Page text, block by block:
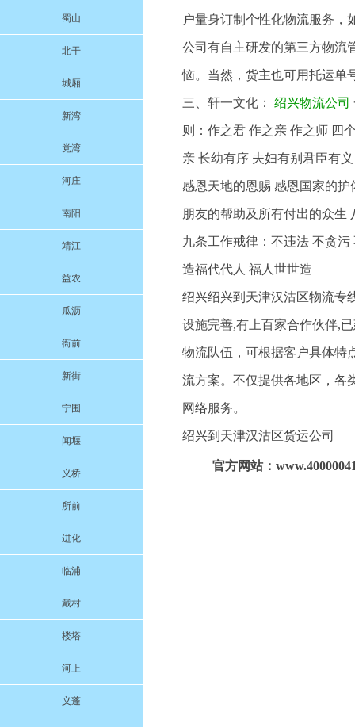
蜀山
北干
城厢
新湾
党湾
河庄
南阳
靖江
益农
瓜沥
衙前
新街
宁围
闻堰
义桥
所前
进化
临浦
戴村
楼塔
河上
义蓬
户量身订制个性化物流服务，
公司有自主研发的第三方物流
恼。当然，货主也可用托运单
三、轩一文化： 绍兴物流公司
则：作之君 作之亲 作之师 四
亲 长幼有序 夫妇有别君臣有
感恩天地的恩赐 感恩国家的
朋友的帮助及所有付出的众生
九条工作戒律：不违法 不贪
造福代代人 福人世世造
绍兴绍兴到天津汉沽区物流专
设施完善,有上百家合作伙伴,
物流队伍，可根据客户具体特
流方案。不仅提供各地区，各
网络服务。
绍兴到天津汉沽区货运公司
官方网站：